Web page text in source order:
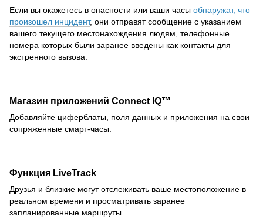
Если вы окажетесь в опасности или ваши часы обнаружат, что
произошел инцидент, они отправят сообщение с указанием
вашего текущего местонахождения людям, телефонные
номера которых были заранее введены как контакты для
экстренного вызова.
Магазин приложений Connect IQ™
Добавляйте циферблаты, поля данных и приложения на свои
сопряженные смарт-часы.
Функция LiveTrack
Друзья и близкие могут отслеживать ваше местоположение в
реальном времени и просматривать заранее
запланированные маршруты.